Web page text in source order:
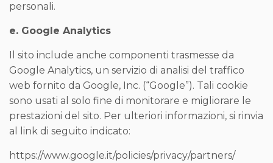
personali.
e. Google Analytics
Il sito include anche componenti trasmesse da
Google Analytics, un servizio di analisi del traffico
web fornito da Google, Inc. (“Google”). Tali cookie
sono usati al solo fine di monitorare e migliorare le
prestazioni del sito. Per ulteriori informazioni, si rinvia
al link di seguito indicato:
https://www.google.it/policies/privacy/partners/